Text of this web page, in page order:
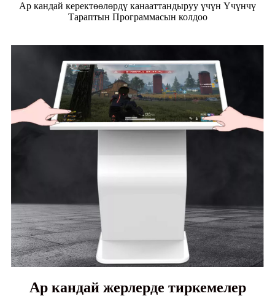
Ар кандай керектөөлөрдү канааттандыруу үчүн Үчүнчү
Тараптын Программасын колдоо
Ар кандай жерлерде тиркемелер